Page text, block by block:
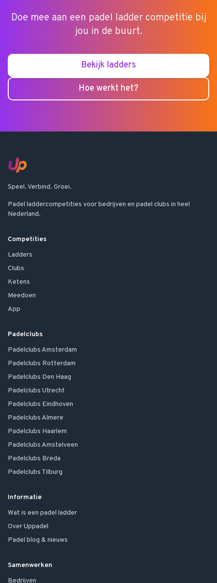
Doe mee aan een padel ladder competitie bij
jou in de buurt.
Bekijk ladders
Hoe werkt het?
Speel. Verbind. Groei.
Padel laddercompetities voor bedrijven en padel clubs in heel
Nederland.
Competities
Ladders
Clubs
Ketens
Meedoen
App
Padelclubs
Padelclubs Amsterdam
Padelclubs Rotterdam
Padelclubs Den Haag
Padelclubs Utrecht
Padelclubs Eindhoven
Padelclubs Almere
Padelclubs Haarlem
Padelclubs Amstelveen
Padelclubs Breda
Padelclubs Tilburg
Informatie
Wat is een padel ladder
Over Uppadel
Padel blog & nieuws
Samenwerken
Bedrijven